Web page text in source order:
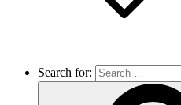
Search for: